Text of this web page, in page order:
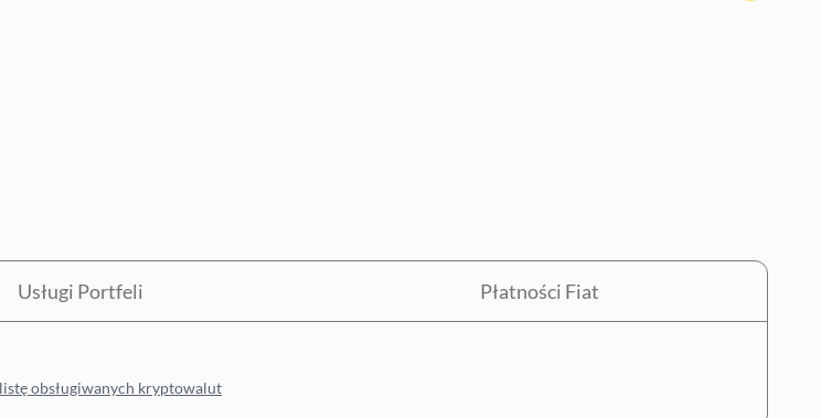
Usługi Portfeli Płatności Fiat
obsługiwanych kryptowalut